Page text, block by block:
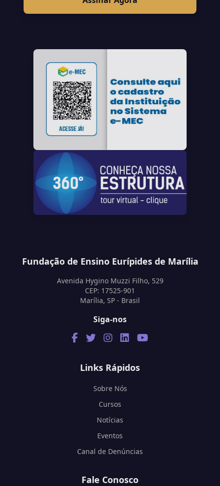
Fundação de Ensino Eurípides de Marília
Avenida Hygino Muzzi Filho, 529
CEP: 17525-901
Marília, SP - Brasil
Siga-nos
Links Rápidos
Sobre Nós
Cursos
Notícias
Eventos
Canal de Denúncias
Fale Conosco